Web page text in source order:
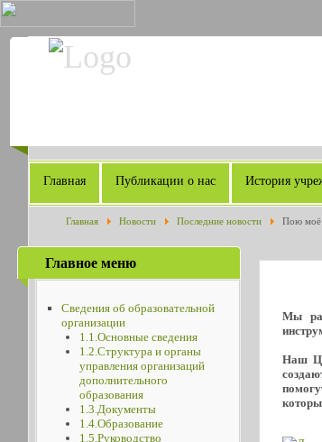
Главная Публикации о нас История
Главная Новости Последние новости Пою моё
Главное меню
Сведения об образовательной
организации
1.1.Основные сведения
1.2.Структура и органы
управления организаций
дополнительного
образования
1.3.Документы
1.4.Образование
1.5.Руководство
Мы
Наш